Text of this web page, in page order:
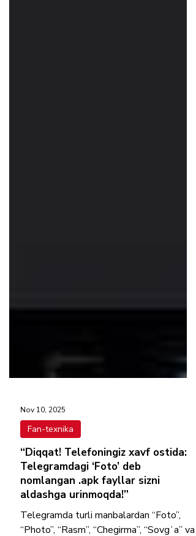
Fan-texnika
“Diqqat! Telefoningiz xavf ostida:
Telegramdagi ‘Foto’ deb
nomlangan .apk fayllar sizni
aldashga urinmoqda!”